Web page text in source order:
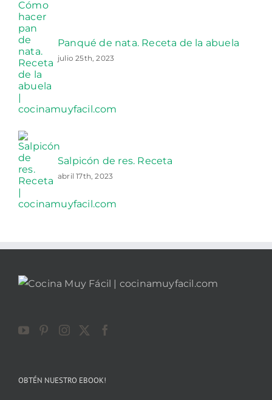
Panqué de nata. Receta de la abuela
julio 25th, 2023
Salpicón de res. Receta
abril 17th, 2023
OBTÉN NUESTRO EBOOK!